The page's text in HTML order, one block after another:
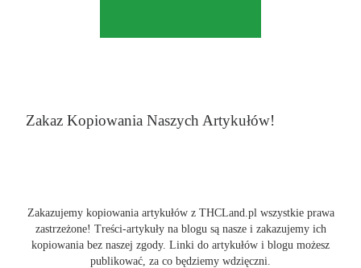
Zakaz Kopiowania Naszych Artykułów!
Zakazujemy kopiowania artykułów z THCLand.pl wszystkie prawa
zastrzeżone! Treści-artykuły na blogu są nasze i zakazujemy ich
kopiowania bez naszej zgody. Linki do artykułów i blogu możesz
publikować, za co będziemy wdzięczni.